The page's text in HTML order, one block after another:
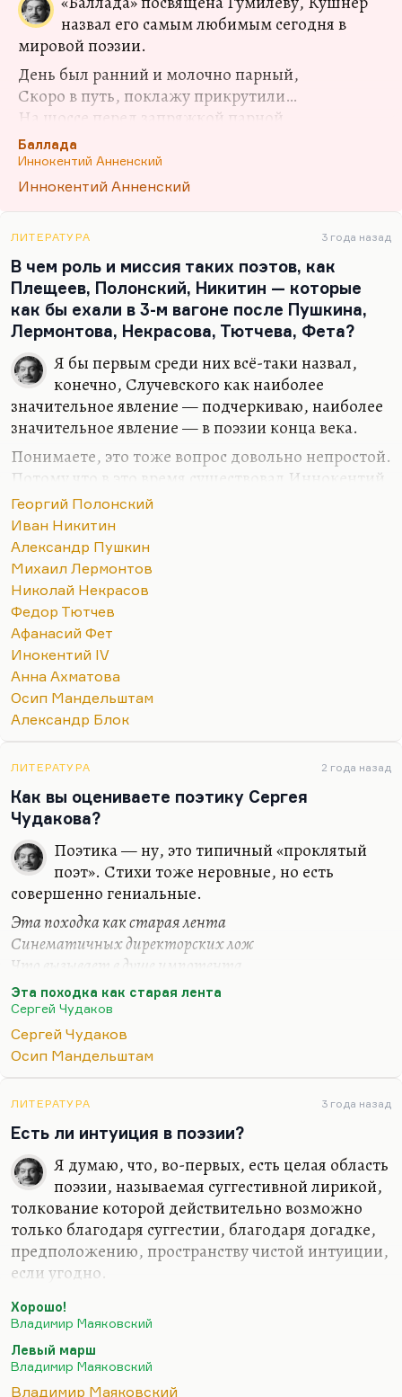
назвал его самым любимым сегодня в
мировой поэзии.
День был ранний и молочно парный,
Скоро в путь, поклажу прикрутили…
На шоссе перед запряжкой парной
Фонари, мигая, закоптили.
Позади лишь вымершая дача…
Желтая и скользкая… С балкона
Холст повис, ненужный там… но спешно,
Оборвав, сломали георгины.
«Во блаженном…» И качнулись клячи:
Маскарад печалей их измаял…
Желтый пес у разоренной дачи
Бил хвостом по ельнику и лаял…
Но сейчас же, вытянувши лапы,
На песке разлегся, как в постели…
Только мы, как сняли в страхе шляпы —
Так надеть их больше и не смели.
…Будь ты…
Баллада
Иннокентий Анненский
Иннокентий Анненский
ЛИТЕРАТУРА 3 года назад
В чем роль и миссия таких поэтов, как
Плещеев, Полонский, Никитин — которые
как бы ехали в 3-м вагоне после Пушкина,
Лермонтова, Некрасова, Тютчева, Фета?
Я бы первым среди них всё-таки назвал,
конечно, Случевского как наиболее
значительное явление — подчеркиваю, наиболее
значительное явление — в поэзии конца века.
Понимаете, это тоже вопрос довольно непростой.
Потому что в это время существовал Иннокентий
Анненский — поэт, безусловно, гениальный, из
которого вышла вся русская поэзия XX столетия.
В нем есть всё. Как говорила Ахматова, «в нем
есть даже Хлебников», цитируя некоторые его
почти заумные стихи. Был Фофанов, был Надсон,
был упомянутый Случевский, был поздний Фет.
Были большие поэты — безусловно, большие —
которым эта сугубо прозаическая, зловонная,
страшно пошлая эпоха не дала развернуться и
осуществится.
О…
Георгий Полонский
Иван Никитин
Александр Пушкин
Михаил Лермонтов
Николай Некрасов
Федор Тютчев
Афанасий Фет
Инокентий IV
Анна Ахматова
Осип Мандельштам
Александр Блок
ЛИТЕРАТУРА 2 года назад
Как вы оцениваете поэтику Сергея
Чудакова?
Поэтика — ну, это типичный «проклятый
поэт». Стихи тоже неровные, но есть
совершенно гениальные.
Эта походка как старая лента
Синематичных директорских лож
Что вызывает в душе импотента
Не до конца позабытую дрожь
Перебирай же худыми ногами
Грубый асфальт каблучками дави...
Жолковский увидел здесь перепев стихотворения
ритмически «Словно гуляка с волшебною
тростью, Батюшков…»:
Вечные сны, как образчики крови,
Переливай из стакана в стакан.
То есть к поэтике Мандельштама 1933-1934 годов.
Чудаков — это поэтика называния вещей своими
именами. Такой блатной,…
Эта походка как старая лента
Сергей Чудаков
Сергей Чудаков
Осип Мандельштам
ЛИТЕРАТУРА 3 года назад
Есть ли интуиция в поэзии?
Я думаю, что, во-первых, есть целая область
поэзии, называемая суггестивной лирикой,
толкование которой действительно возможно
только благодаря суггестии, благодаря догадке,
предположению, пространству чистой интуиции,
если угодно.
Ну и есть, конечно, интуиция при понимании
даже вполне рациональных текстов. Причем
иногда читатель достраивает поэтический текст
по собственной воле. Но сама возможность такой
достройки, такой over-interpretation в тексте
Хорошо!
Владимир Маяковский
Левый марш
Владимир Маяковский
Владимир Маяковский